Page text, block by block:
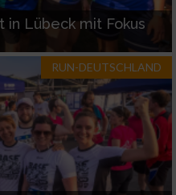
in Lübeck mit Fokus
RUN-DEUTSCHLAND